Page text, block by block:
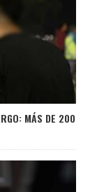
MÁS DE 200